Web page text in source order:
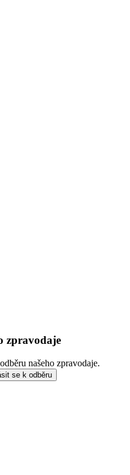
zpravodaje
našeho zpravodaje.
se k odběru